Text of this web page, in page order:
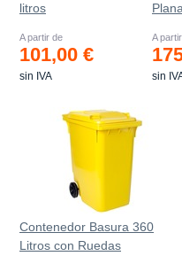
litros
A partir de
101,00 €
sin IVA
A
sin
Contenedor Basura 360
Litros con Ruedas